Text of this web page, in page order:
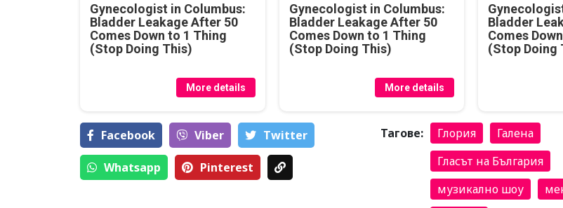
Gynecologist in Columbus:
Bladder Leakage After 50
Comes Down to 1 Thing
(Stop Doing This)
More details
Gynecologist in Columbus:
Bladder Leakage After 50
Comes Down to 1 Thing
(Stop Doing This)
More details
Bladder
Comes
(Stop Doing
Facebook Viber Тwitter
Whatsapp Pinterest
Тагове: Глория
Галена
Гласът на България
музикално шоу